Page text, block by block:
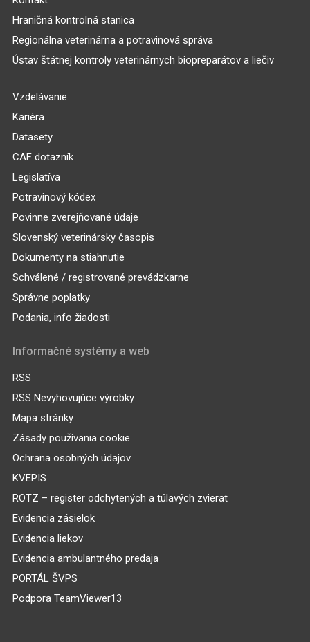
Hraničná kontrolná stanica
Regionálna veterinárna a potravinová správa
Ústav štátnej kontroly veterinárnych biopreparátov a liečiv
Vzdelávanie
Kariéra
Datasety
CAF dotazník
Legislatíva
Potravinový kódex
Povinne zverejňované údaje
Slovenský veterinársky časopis
Dokumenty na stiahnutie
Schválené / registrované prevádzkarne
Správne poplatky
Podania, info žiadosti
Informačné systémy a web
RSS
RSS Nevyhovujúce výrobky
Mapa stránky
Zásady používania cookie
Ochrana osobných údajov
KVEPIS
ROTZ – register odchytených a túlavých zvierat
Evidencia zásielok
Evidencia liekov
Evidencia ambulantného predaja
PORTÁL ŠVPS
Podpora TeamViewer13